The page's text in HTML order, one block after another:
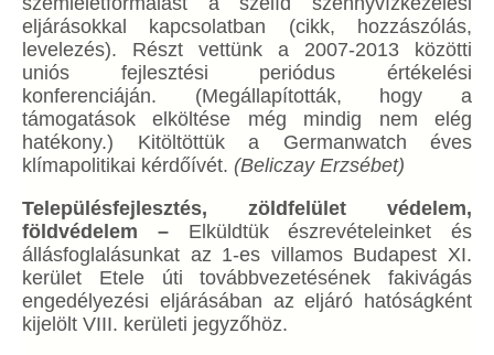
eljárásokkal kapcsolatban (cikk, hozzászólás,
levelezés). Részt vettünk a 2007-2013 közötti
uniós fejlesztési periódus értékelési
konferenciáján. (Megállapították, hogy a
támogatások elköltése még mindig nem elég
hatékony.) Kitöltöttük a Germanwatch éves
klímapolitikai kérdőívét. (Beliczay Erzsébet)
Településfejlesztés, zöldfelület védelem,
földvédelem –Elküldtük észrevételeinket és
állásfoglalásunkat az 1-es villamos Budapest XI.
kerület Etele úti továbbvezetésének fakivágás
engedélyezési eljárásában az eljáró hatóságként
kijelölt VIII. kerületi jegyzőhöz.